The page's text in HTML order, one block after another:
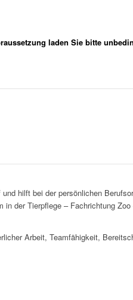
laden Sie bitte
hilft bei der persönlichen
in der Tierpflege – Fachrichtung Zoo
Arbeit, Teamfähigkeit,